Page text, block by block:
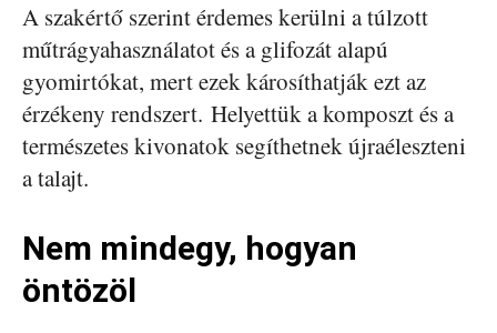
A szakértő szerint érdemes kerülni a túlzott
műtrágyahasználatot és a glifozát alapú
gyomirtókat, mert ezek károsíthatják ezt az
érzékeny rendszert. Helyettük a komposzt és a
természetes kivonatok segíthetnek újraéleszteni
a talajt.
Nem mindegy, hogyan
öntözöl